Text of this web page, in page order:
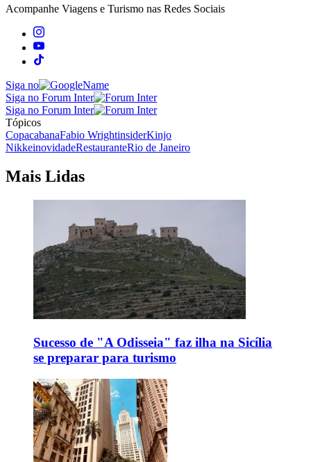
Acompanhe Viagens e Turismo nas Redes Sociais
Siga no
Siga no Forum Inter
Siga no Forum Inter
Tópicos
CopacabanaFabio WrightinsiderKinjo
NikkeinovidadeRestauranteRio de Janeiro
Mais Lidas
Sucesso de "A Odisseia" faz ilha na Sicília
se preparar para turismo